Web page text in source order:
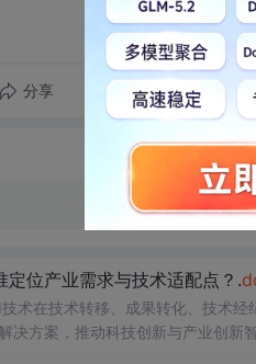
分享 转发到动态
位产业需求与技术适配点？.
术在技术转移、成果转化、技术
方案，推动科技创新与产业创新智